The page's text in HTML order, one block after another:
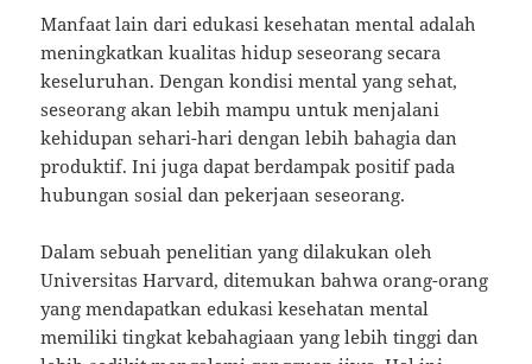
Manfaat lain dari edukasi kesehatan mental adalah
meningkatkan kualitas hidup seseorang secara
keseluruhan. Dengan kondisi mental yang sehat,
seseorang akan lebih mampu untuk menjalani
kehidupan sehari-hari dengan lebih bahagia dan
produktif. Ini juga dapat berdampak positif pada
hubungan sosial dan pekerjaan seseorang.
Dalam sebuah penelitian yang dilakukan oleh
Universitas Harvard, ditemukan bahwa orang-orang
yang mendapatkan edukasi kesehatan mental
memiliki tingkat kebahagiaan yang lebih tinggi dan